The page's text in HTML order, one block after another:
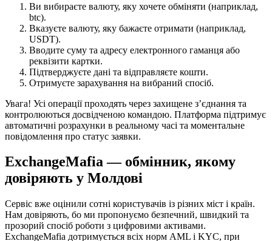
Ви вибираєте валюту, яку хочете обміняти (наприклад,
btc).
Вказуєте валюту, яку бажаєте отримати (наприклад,
USDT).
Вводите суму та адресу електронного гаманця або
реквізити картки.
Підтверджуєте дані та відправляєте кошти.
Отримуєте зарахування на вибраний спосіб.
Увага! Усі операції проходять через захищене з’єднання та
контролюються досвідченою командою. Платформа підтримує
автоматичні розрахунки в реальному часі та моментальне
повідомлення про статус заявки.
ExchangeMafia — обмінник, якому
довіряють у Молдові
Сервіс вже оцінили сотні користувачів із різних міст і країн.
Нам довіряють, бо ми пропонуємо безпечний, швидкий та
прозорий спосіб роботи з цифровими активами.
ExchangeMafia дотримується всіх норм AML і KYC, при